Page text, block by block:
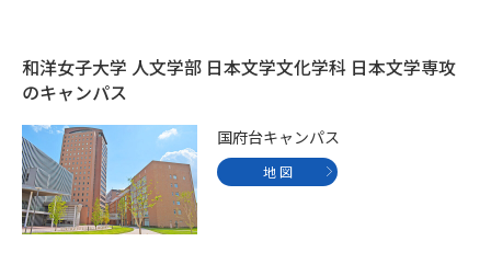
オープンキャンパス検索
来場型・Web型イベント特集 夢ナビライブ
受験準備
和洋女子大学 人文学部 日本文学文化学科 日本文学専攻
のキャンパス
国府台キャンパス
地 図